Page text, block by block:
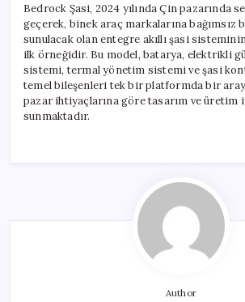
Bedrock Şasi, 2024 yılında Çin pazarında
geçerek, binek araç markalarına bağımsız
sunulacak olan entegre akıllı şasi
ilk örneğidir. Bu model, batarya, elektrikli
sistemi, termal yönetim sistemi ve şasi
temel bileşenleri tek bir platformda bir
pazar ihtiyaçlarına göre tasarım ve üretim
sunmaktadır.
Author